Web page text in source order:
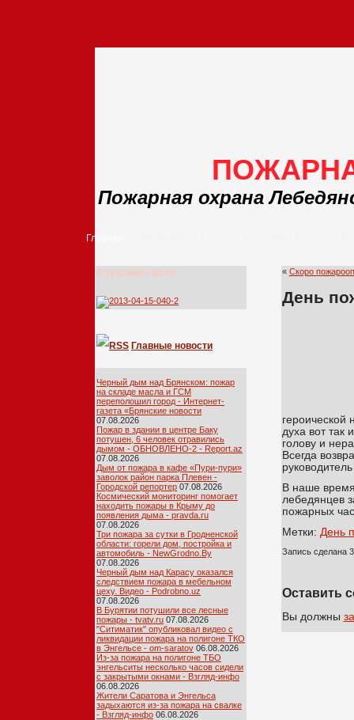
Пожарная охрана
Главная
Случайное фото
Главные новости
Черный дым над Брянском: пожар
на складе масла и ГСМ
переполошил город - Интернет-
газета «Брянские новости
07.08.2026
Пожар в здании в центре Баку
потушен, 6 человек отравились
дымом - ОБНОВЛЕНО-2 - Report.az
07.08.2026
Дым от пожара в кафе «Пури-пури»
заволок район парка Плевен -
Городской репортер 07.08.2026
Космический мониторинг помогает
находить пожары в Крыму до
появления дыма - pravda.ru
07.08.2026
Три пожара за сутки в Гродненской
области: горели дом, постройка и
автомобиль - NewGrodno.By
07.08.2026
Черный дым над Карасу оказался
следствием пожара в мебельном
цеху. Видео - Podrobno.uz
07.08.2026
В Бурятии потушили все лесные
пожары - tvatv.ru 07.08.2026
"Ситиматик" опубликовал видео с
ликвидации пожара на полигоне ТКО
в Энгельсе - om-saratov 06.08.2026
Из-за пожара на полигоне ТБО
энгельситы несколько часов сидели
с закрытыми окнами - Взгляд-инфо
06.08.2026
Жители Саратова и Энгельса
задыхаются из-за пожара на свалке
- Взгляд-инфо 06.08.2026
« Скоро
День
героической
духа вот так
голову и
Всегда
В наше время
лебедянцев
пожарных
Метки: День
Запись сделана
Оставить
Вы должны